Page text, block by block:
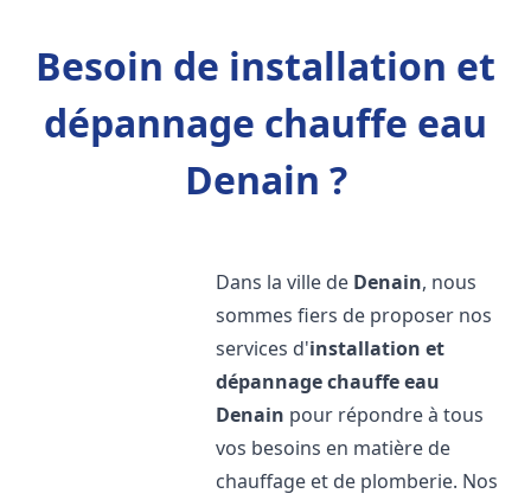
Besoin de installation et
dépannage chauffe eau
Denain ?
Dans la ville de Denain, nous
sommes fiers de proposer nos
services d'installation et
dépannage chauffe eau
Denain pour répondre à tous
vos besoins en matière de
chauffage et de plomberie. Nos